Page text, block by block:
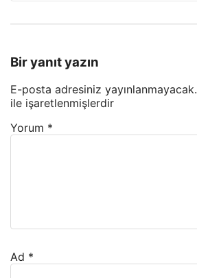
Bir yanıt yazın
E-posta adresiniz yayınlanmayacak.
ile işaretlenmişlerdir
Yorum *
Ad *